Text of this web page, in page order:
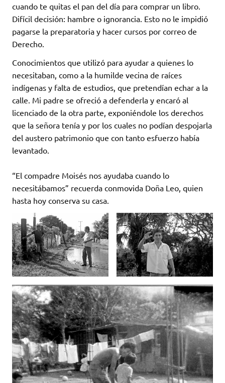
cuando te quitas el pan del día para comprar un libro.
Difícil decisión: hambre o ignorancia. Esto no le impidió
pagarse la preparatoria y hacer cursos por correo de
Derecho.
Conocimientos que utilizó para ayudar a quienes lo
necesitaban, como a la humilde vecina de raíces
indígenas y falta de estudios, que pretendían echar a la
calle. Mi padre se ofreció a defenderla y encaró al
licenciado de la otra parte, exponiéndole los derechos
que la señora tenía y por los cuales no podían despojarla
del austero patrimonio que con tanto esfuerzo había
levantado.
“El compadre Moisés nos ayudaba cuando lo
necesitábamos” recuerda conmovida Doña Leo, quien
hasta hoy conserva su casa.